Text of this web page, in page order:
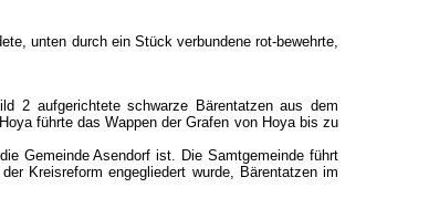
unten durch ein Stück verbundene rot-bewehrte,
2 aufgerichtete schwarze Bärentatzen aus dem
führte das Wappen der Grafen von Hoya bis zu
Gemeinde Asendorf ist. Die Samtgemeinde führt
Kreisreform engegliedert wurde, Bärentatzen im